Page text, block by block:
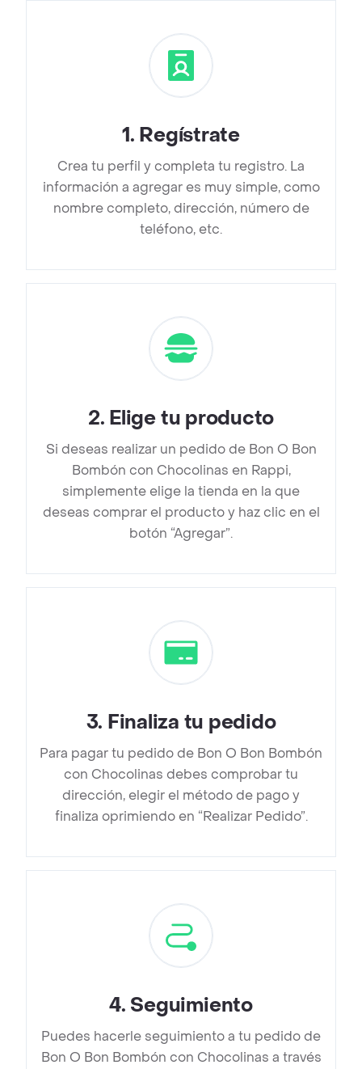
1. Regístrate
Crea tu perfil y completa tu registro. La
información a agregar es muy simple, como
nombre completo, dirección, número de
teléfono, etc.
2. Elige tu producto
Si deseas realizar un pedido de Bon O Bon
Bombón con Chocolinas en Rappi,
simplemente elige la tienda en la que
deseas comprar el producto y haz clic en el
botón “Agregar”.
3. Finaliza tu pedido
Para pagar tu pedido de Bon O Bon Bombón
con Chocolinas debes comprobar tu
dirección, elegir el método de pago y
finaliza oprimiendo en “Realizar Pedido”.
4. Seguimiento
Puedes hacerle seguimiento a tu pedido de
Bon O Bon Bombón con Chocolinas a través